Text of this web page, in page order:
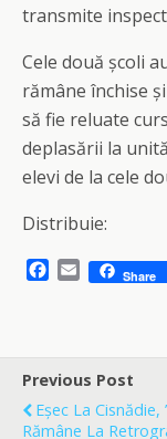
transmite
Cele două școli
rămâne închise
să fie reluate
deplasării la
elevi de la cele
Distribuie:
b
o
o
k
E
l
Share
Previous Post
Eșec La Cisnădie,
Rămâne La